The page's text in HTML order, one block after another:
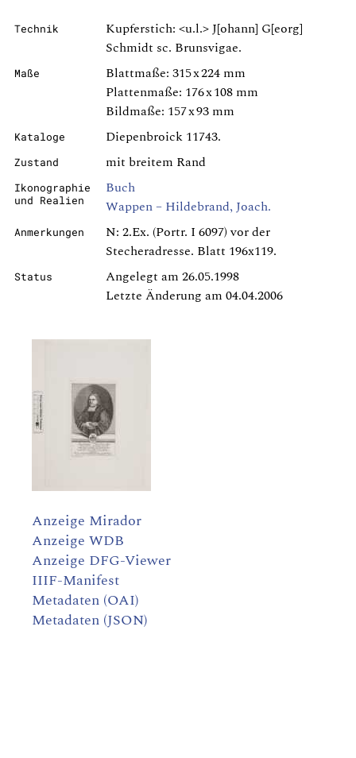
Technik
Kupferstich: <u.l.> J[ohann] G[eorg]
Schmidt sc. Brunsvigae.
Maße
Blattmaße: 315 x 224 mm
Plattenmaße: 176 x 108 mm
Bildmaße: 157 x 93 mm
Kataloge Diepenbroick 11743.
Zustand mit breitem Rand
Ikonographie
und Realien
Buch
Wappen – Hildebrand, Joach.
Anmerkungen
N: 2.Ex. (Portr. I 6097) vor der
Stecheradresse. Blatt 196x119.
Status
Angelegt am 26.05.1998
Letzte Änderung am 04.04.2006
Anzeige Mirador
Anzeige WDB
Anzeige DFG-Viewer
IIIF-Manifest
Metadaten (OAI)
Metadaten (JSON)